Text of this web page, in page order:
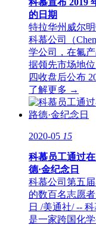
的日期
特拉华州威尔明
科慕公司（
学公司，在氟
据领先市场地
四收盘后公布
了解更多 →
2020-05 15
科慕员工通过
德·金纪念日
科慕公司第五
的数百名志愿
日 /美通社/ --
是一家跨国化